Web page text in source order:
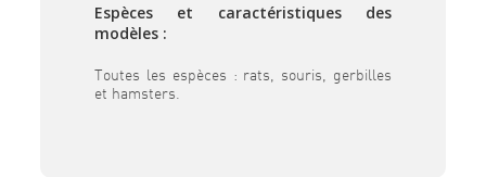
Espèces et caractéristiques des
modèles :
Toutes les espèces : rats, souris, gerbilles
et hamsters.